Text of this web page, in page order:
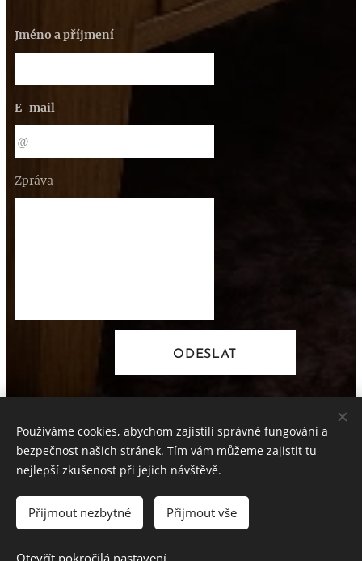
Jméno a příjmení
E-mail
Zpráva
ODESLAT
Ing. Josef Červenka
Všechna práva vyhrazena 2022
Vytvořeno službou
Používáme cookies, abychom zajistili správné fungování a
bezpečnost našich stránek. Tím vám můžeme zajistit tu
nejlepší zkušenost při jejich návštěvě.
Přijmout nezbytné Přijmout vše
Otevřít pokročilá nastavení